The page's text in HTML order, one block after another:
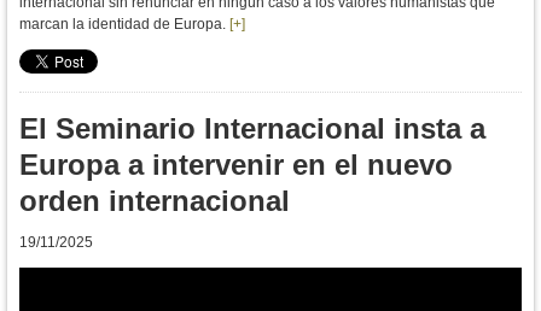
marcan la identidad de Europa. [+]
El Seminario Internacional insta a
Europa a intervenir en el nuevo
orden internacional
19/11/2025